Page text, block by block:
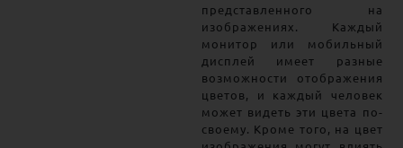
представленного на
изображениях. Каждый
монитор или мобильный
дисплей имеет разные
возможности отображения
цветов, и каждый человек
может видеть эти цвета по-
своему. Кроме того, на цвет